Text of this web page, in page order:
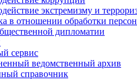
экстремизму и
в отношении обработки
дипломатии
сервис
ведомственный архив
справочник